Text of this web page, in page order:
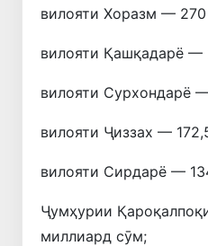
вилояти Хоразм —
вилояти Қашқадарё
вилояти Сурхондарё
вилояти Ҷиззах —
вилояти Сирдарё —
Ҷумҳурии
миллиард сӯм;